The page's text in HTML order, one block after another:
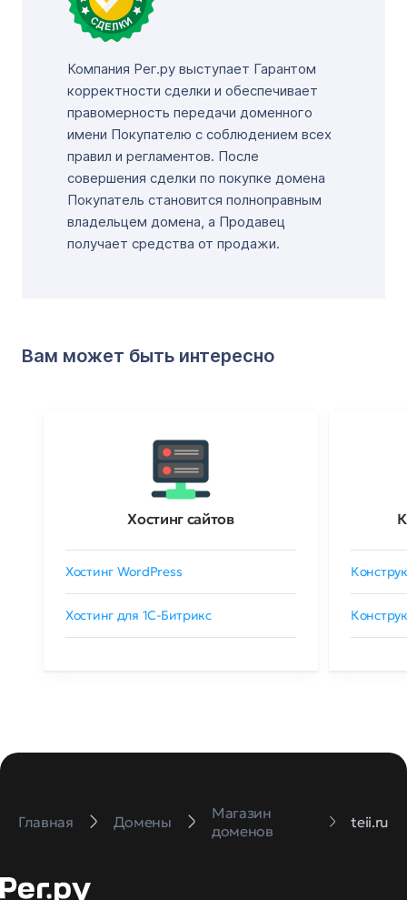
Компания Рег.ру выступает Гарантом
корректности сделки и обеспечивает
правомерность передачи доменного
имени Покупателю с соблюдением всех
правил и регламентов. После
совершения сделки по покупке домена
Покупатель становится полноправным
владельцем домена, а Продавец
получает средства от продажи.
Вам может быть интересно
Хостинг сайтов
Хостинг WordPress
Хостинг для 1C-Битрикс
Главная Домены
Магазин
доменов
teii.ru